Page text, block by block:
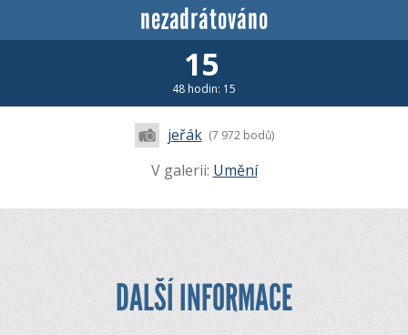
nezadrátováno
15
48 hodin: 15
jeřák (7 972 bodů)
V galerii: Umění
DALŠÍ INFORMACE